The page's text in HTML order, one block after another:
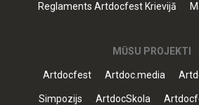
Reglaments Artdocfest Krievijā
MŪSU PROJEKTI
Artdocfest Artdoc.media
Simpozijs ArtdocSkola